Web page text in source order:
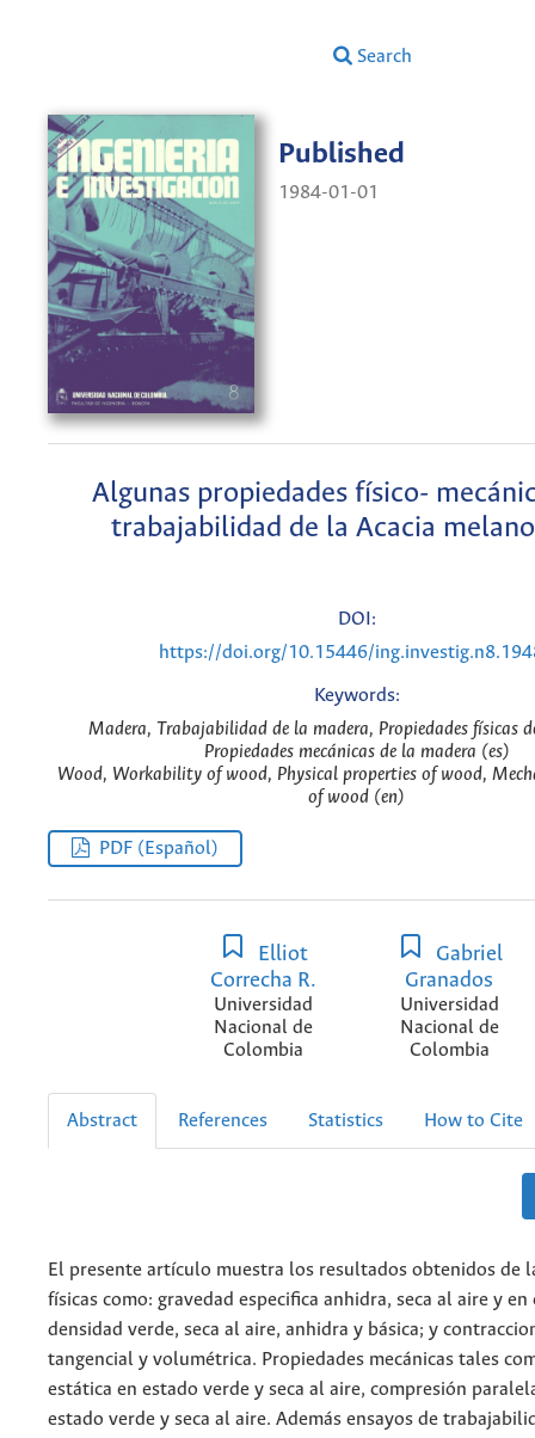
Search
Published
1984-01-01
Algunas propiedades físico-
trabajabilidad de la Acacia
DOI:
https://doi.org/10.15446/
Keywords:
Madera, Trabajabilidad de la madera, Propiedades físicas
Propiedades mecánicas de la madera (es)
Wood, Workability of wood, Physical properties of wood,
of wood (en)
PDF (Español)
Elliot
Correcha R.
Universidad
Nacional de
Colombia
Gabriel
Granados
Universidad
Nacional de
Colombia
Abstract References Statistics How to Cite
El presente artículo muestra los resultados obtenidos de
físicas como: gravedad especifica anhidra, seca al aire y
densidad verde, seca al aire, anhidra y básica; y
tangencial y volumétrica. Propiedades mecánicas tales
estática en estado verde y seca al aire, compresión
estado verde y seca al aire. Además ensayos de